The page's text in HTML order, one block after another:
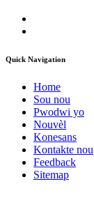
Quick Navigation
Home
Sou nou
Pwodwi yo
Nouvèl
Konesans
Kontakte nou
Feedback
Sitemap